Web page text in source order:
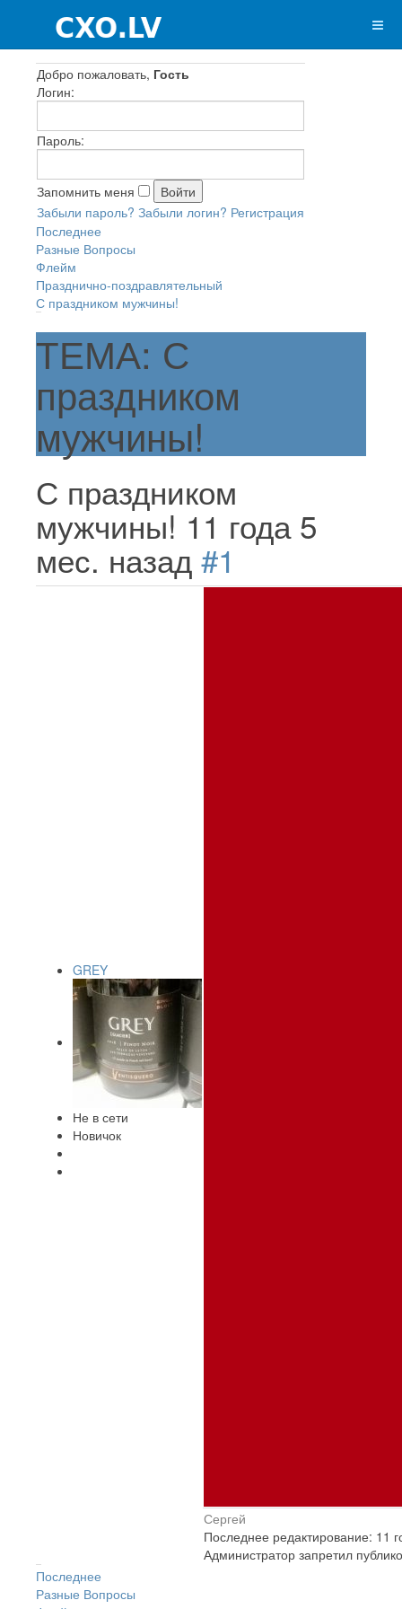
Добро пожаловать, Гость
Логин:
Пароль:
Запомнить меня
Забыли пароль? Забыли логин? Регистрация
Последнее
Разные Вопросы
Флейм
Празднично-поздравлятельный
С праздником мужчины!
ТЕМА: С
праздником
мужчины!
С праздником
мужчины! 11 года 5
мес. назад #1
GREY
Не в сети
Новичок
Сергей
Последнее редактирование: 11
Администратор запретил
Последнее
Разные Вопросы